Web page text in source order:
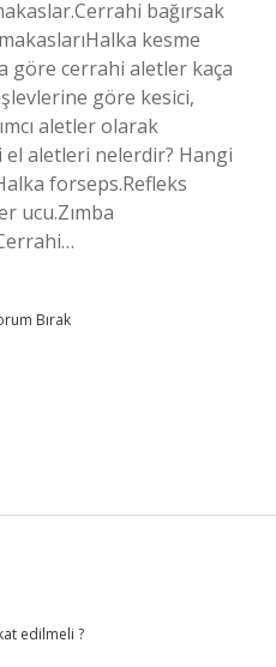
bağırsak
kesme
göre cerrahi aletler kaça
göre kesici,
aletler olarak
el aletleri nelerdir? Hangi
forseps.Refleks
ucu.Zımba
Bırak
edilmeli ?